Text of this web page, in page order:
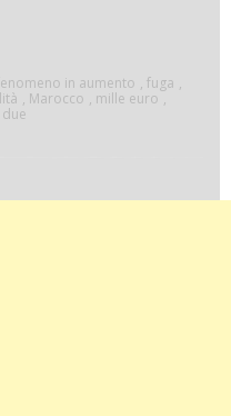
in aumento , fuga ,
, Marocco , mille euro ,